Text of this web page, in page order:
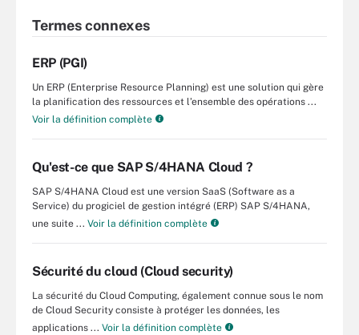
Termes connexes
ERP (PGI)
Un ERP (Enterprise Resource Planning) est une solution qui gère
la planification des ressources et l’ensemble des opérations ...
Voir la définition complète
Qu'est-ce que SAP S/4HANA Cloud ?
SAP S/4HANA Cloud est une version SaaS (Software as a
Service) du progiciel de gestion intégré (ERP) SAP S/4HANA,
une suite ... Voir la définition complète
Sécurité du cloud (Cloud security)
La sécurité du Cloud Computing, également connue sous le nom
de Cloud Security consiste à protéger les données, les
applications ... Voir la définition complète